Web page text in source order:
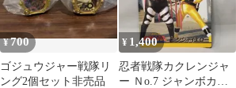
¥700
ゴジュウジャー戦隊リ
ング2個セット非売品
¥ 1,400
忍者戦隊カクレンジャ
ー Ｎo.7 ジャンボカー